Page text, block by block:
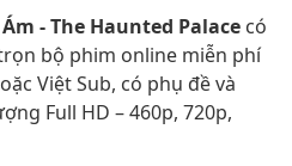
- The Haunted Palace có
bộ phim online miễn phí
Việt Sub, có phụ đề và
Full HD – 460p, 720p,